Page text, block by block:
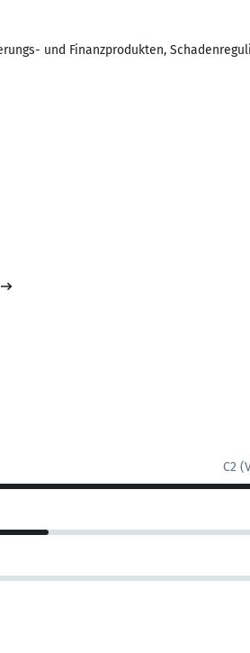
und Finanzprodukten,
C2